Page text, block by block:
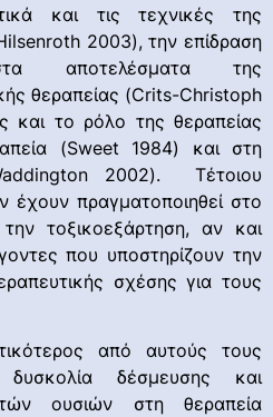
και τις τεχνικές της
2003), την επίδραση
αποτελέσματα της
θεραπείας (Crits-Christoph
το ρόλο της θεραπείας
(Sweet 1984) και στη
2002). Τέτοιου
έχουν πραγματοποιηθεί στο
τοξικοεξάρτηση, αν και
που υποστηρίζουν την
σχέσης για τους
από αυτούς τους
δέσμευσης και
ουσιών στη θεραπεία